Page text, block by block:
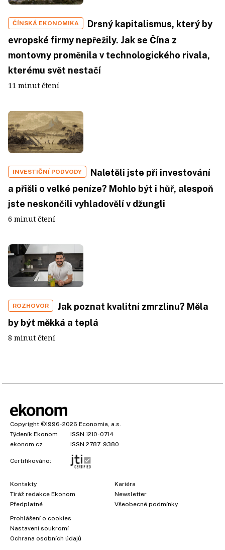
ČÍNSKÁ EKONOMIKA
Drsný kapitalismus, který by
evropské firmy nepřežily. Jak se Čína z
montovny proměnila v technologického rivala,
kterému svět nestačí
11 minut čtení
INVESTIČNÍ PODVODY
Naletěli jste při investování
a přišli o velké peníze? Mohlo být i hůř, alespoň
jste neskončili vyhladovělí v džungli
6 minut čtení
ROZHOVOR
Jak poznat kvalitní zmrzlinu? Měla
by být měkká a teplá
8 minut čtení
Copyright ©1996-2026 Economia, a.s.
Týdeník Ekonom
ISSN 1210-0714
ekonom.cz
ISSN 2787-9380
Certifikováno:
Kontakty
Tiráž redakce Ekonom
Předplatné
Kariéra
Newsletter
Všeobecné podmínky
Prohlášení o cookies
Nastavení soukromí
Ochrana osobních údajů